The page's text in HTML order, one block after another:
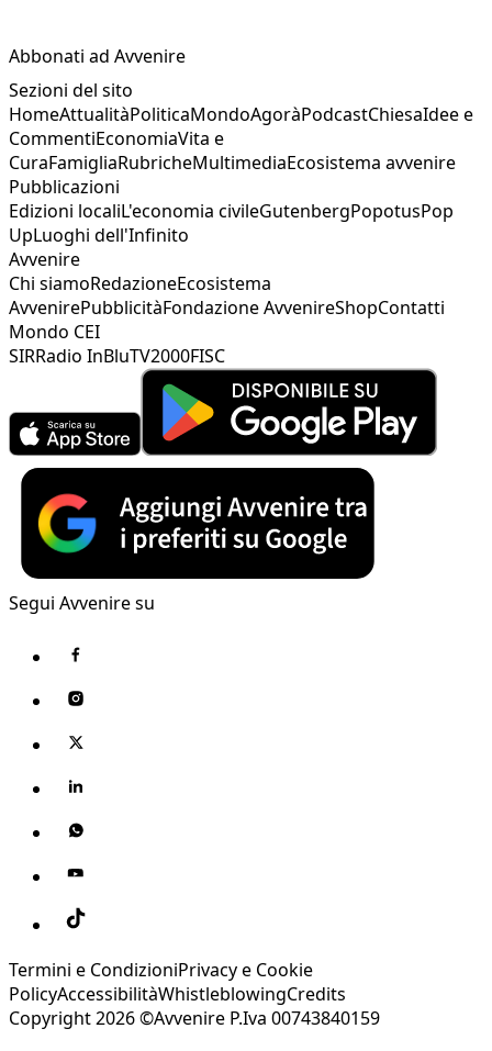
Abbonati ad Avvenire
Sezioni del sito
HomeAttualitàPoliticaMondoAgoràPodcastChiesaIdee e
CommentiEconomiaVita e
CuraFamigliaRubricheMultimediaEcosistema avvenire
Pubblicazioni
Edizioni localiL'economia civileGutenbergPopotusPop
UpLuoghi dell'Infinito
Avvenire
Chi siamoRedazioneEcosistema
AvvenirePubblicitàFondazione AvvenireShopContatti
Mondo CEI
SIRRadio InBluTV2000FISC
Segui Avvenire su
Termini e CondizioniPrivacy e Cookie
PolicyAccessibilitàWhistleblowingCredits
Copyright 2026 ©Avvenire P.Iva 00743840159